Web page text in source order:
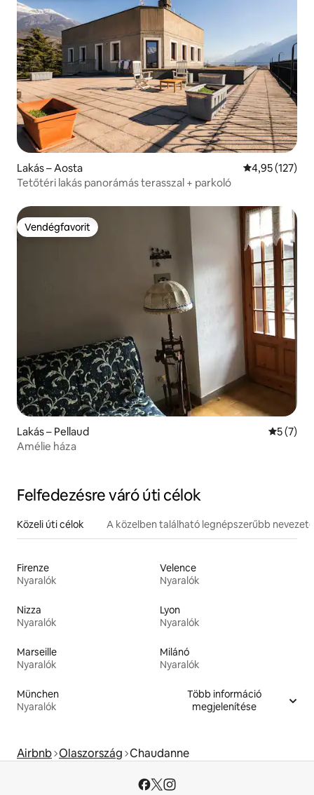
Lakás – Aosta Átlagos
4,95 (127)
Tetőtéri lakás panorámás terasszal + parkoló
Vendégfavorit
Vendégfavorit
Lakás – Pellaud Átlagos
5 (7)
Amélie háza
Felfedezésre váró úti célok
Közeli úti célok A közelben található legnépszerűbb
Firenze
Nyaralók
Velence
Nyaralók
Nizza
Nyaralók
Lyon
Nyaralók
Marseille
Nyaralók
Milánó
Nyaralók
München
Nyaralók
Több információ
megjelenítése
Airbnb Olaszország Chaudanne